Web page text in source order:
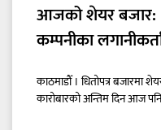
आजको शेयर बजार:
कम्पनीका
काठमाडौँ । धितोपत्र बजारमा
कारोबारको अन्तिम दिन आज